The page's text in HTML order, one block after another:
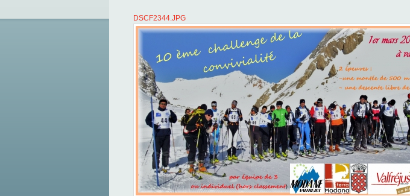
DSCF2344.JPG